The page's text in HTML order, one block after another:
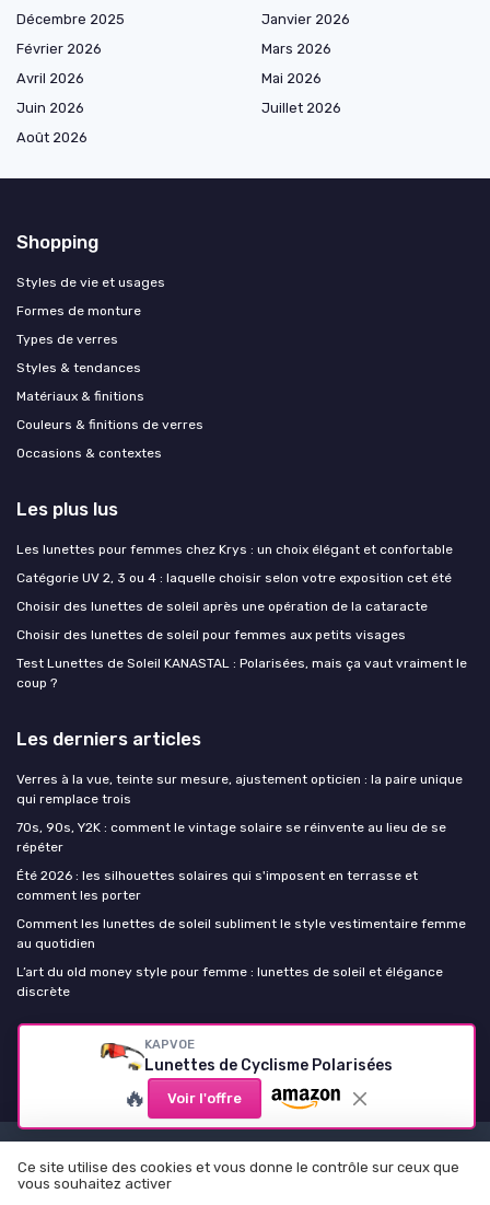
KAPVOE
Lunettes de Cyclisme Polarisées
🔥 Voir l'offre
Décembre 2025
Janvier 2026
Février 2026
Mars 2026
Avril 2026
Mai 2026
Juin 2026
Juillet 2026
Août 2026
Shopping
Styles de vie et usages
Formes de monture
Types de verres
Styles & tendances
Matériaux & finitions
Couleurs & finitions de verres
Occasions & contextes
Les plus lus
Les lunettes pour femmes chez Krys : un choix élégant et confortable
Catégorie UV 2, 3 ou 4 : laquelle choisir selon votre exposition cet été
Choisir des lunettes de soleil après une opération de la cataracte
Choisir des lunettes de soleil pour femmes aux petits visages
Test Lunettes de Soleil KANASTAL : Polarisées, mais ça vaut vraiment le
coup ?
Les derniers articles
Verres à la vue, teinte sur mesure, ajustement opticien : la paire unique
qui remplace trois
70s, 90s, Y2K : comment le vintage solaire se réinvente au lieu de se
répéter
Été 2026 : les silhouettes solaires qui s'imposent en terrasse et
comment les porter
Comment les lunettes de soleil subliment le style vestimentaire femme
au quotidien
L’art du old money style pour femme : lunettes de soleil et élégance
discrète
Lunettes de soleil Femme
© Lunettes de soleil Femme 2026
Ce site utilise des cookies et vous donne le contrôle sur ceux que
vous souhaitez activer